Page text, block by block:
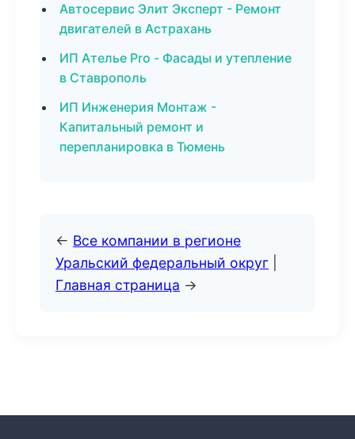
Автосервис Элит Эксперт - Ремонт
двигателей в Астрахань
ИП Ателье Pro - Фасады и утепление
в Ставрополь
ИП Инженерия Монтаж -
Капитальный ремонт и
перепланировка в Тюмень
← Все компании в регионе
Уральский федеральный округ
Главная страница →